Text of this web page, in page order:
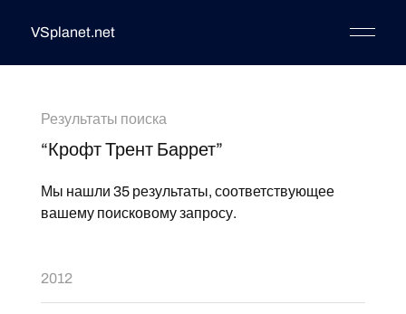
VSplanet.net
Результаты поиска
“Крофт Трент Баррет”
Мы нашли 35 результаты, соответствующее
вашему поисковому запросу.
2012